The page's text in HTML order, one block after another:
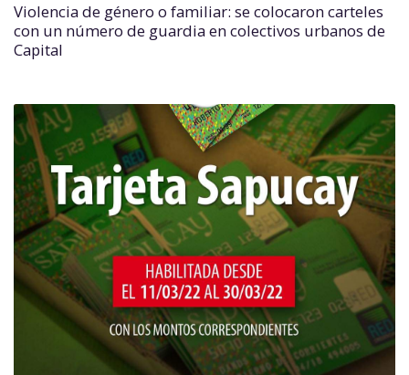
Violencia de género o familiar: se colocaron carteles
con un número de guardia en colectivos urbanos de
Capital